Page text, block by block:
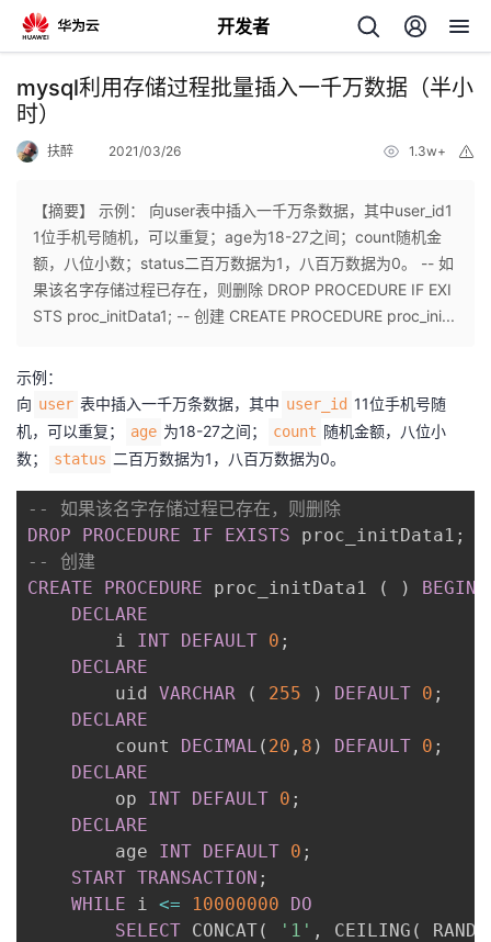
开发者
返
回
个
人
主
页
我
的
开
者
我
mysql利用存储过程批量插入一千万数据（半小
时）
扶醉 2021/03/26 1.3w+
【摘要】 示例： 向user表中插入一千万条数据，其中user_id1
1位手机号随机，可以重复；age为18-27之间；count随机金
额，八位小数；status二百万数据为1，八百万数据为0。 -- 如
果该名字存储过程已存在，则删除 DROP PROCEDURE IF EXI
STS proc_initData1; -- 创建 CREATE PROCEDURE proc_ini...
示例：
向 user 表中插入一千万条数据，其中 user_id 11位手机号随
机，可以重复；
age 为18-27之间； count 随机金额，八位小
数；
status 二百万数据为1，八百万数据为0。
-- 如果该名字存储过程已存在，则删除
DROP
PROCEDURE IF EXISTS proc_initData1 ;
-- 创建
CREATE
PROCEDURE proc_initData1 ( )
BEGIN
DECLARE
		i
INT DEFAULT 0 ;
DECLARE
		uid
VARCHAR ( 255 ) DEFAULT 0 ;
DECLARE
		count
DECIMAL ( 20 , 8 ) DEFAULT 0 ;
DECLARE
		op
INT DEFAULT 0 ;
DECLARE
		age
INT DEFAULT 0 ;
START TRANSACTION ;
WHILE i <= 10000000
DO
SELECT CONCAT( '1' , CEILING ( RAND